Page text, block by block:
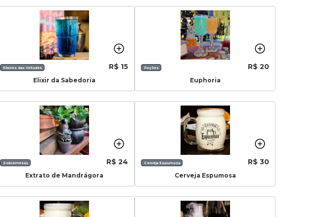
Elixires das Virtudes R$ 15
Elixir da Sabedoria
Poções R$ 20
Euphoria
Sobremesas R$ 24
Extrato de Mandrágora
Cerveja Espumosa R$ 30
Cerveja Espumosa